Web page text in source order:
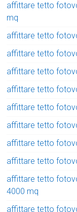
affittare tetto
mq
affittare tetto
affittare tetto
affittare tetto
affittare tetto
affittare tetto
affittare tetto
affittare tetto
affittare tetto
affittare tetto
4000 mq
affittare tetto